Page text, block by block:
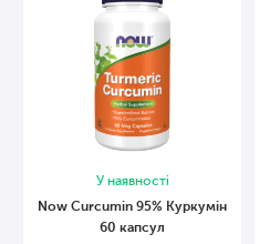
У наявності
Now Curcumin 95% Куркумін
60 капсул